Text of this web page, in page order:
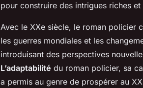
pour construire des intrigues riches
Avec le XXe siècle, le roman policier
les guerres mondiales et les
introduisant des perspectives
L’adaptabilité du roman policier, sa
a permis au genre de prospérer au